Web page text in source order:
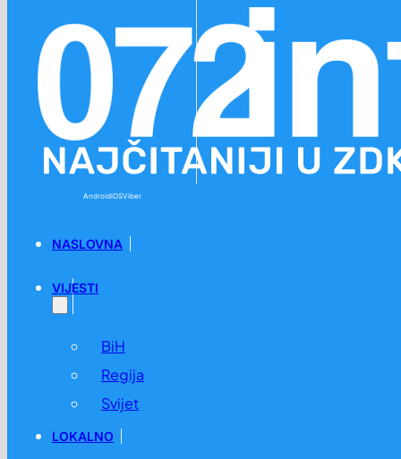
AndroidiOSViber
NASLOVNA
VIJESTI
BiH
Regija
Svijet
LOKALNO